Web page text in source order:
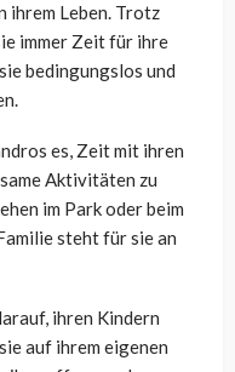
ihrem Leben. Trotz
immer Zeit für ihre
bedingungslos und
es, Zeit mit ihren
Aktivitäten zu
im Park oder beim
steht für sie an
ihren Kindern
auf ihrem eigenen